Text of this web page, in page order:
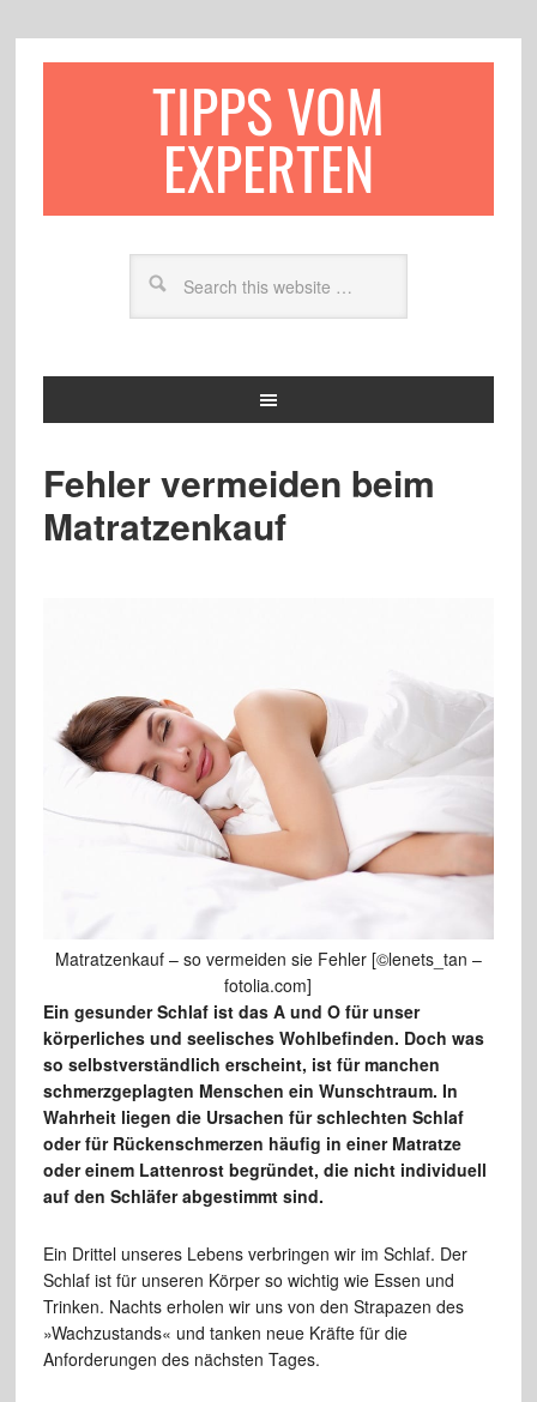
TIPPS VOM
EXPERTEN
Fehler vermeiden beim
Matratzenkauf
Matratzenkauf – so vermeiden sie Fehler [©lenets_tan –
fotolia.com]
Ein gesunder Schlaf ist das A und O für unser
körperliches und seelisches Wohlbefinden. Doch was
so selbstverständlich erscheint, ist für manchen
schmerzgeplagten Menschen ein Wunschtraum. In
Wahrheit liegen die Ursachen für schlechten Schlaf
oder für Rückenschmerzen häufig in einer Matratze
oder einem Lattenrost begründet, die nicht individuell
auf den Schläfer abgestimmt sind.
Ein Drittel unseres Lebens verbringen wir im Schlaf. Der
Schlaf ist für unseren Körper so wichtig wie Essen und
Trinken. Nachts erholen wir uns von den Strapazen des
»Wachzustands« und tanken neue Kräfte für die
Anforderungen des nächsten Tages.